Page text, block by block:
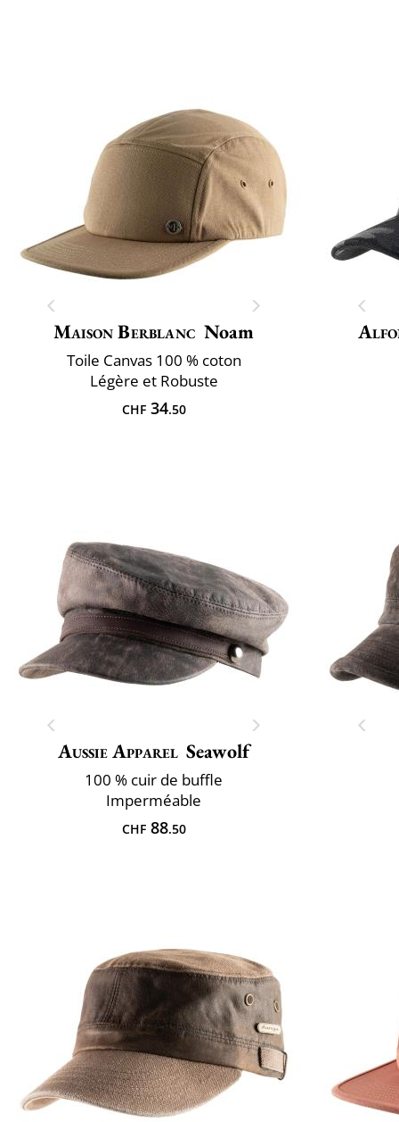
Maison Berblanc Noam
Toile Canvas 100 % coton
Légère et Robuste
CHF34.50
Aussie Apparel Seawolf
100 % cuir de buffle
Imperméable
CHF88.50